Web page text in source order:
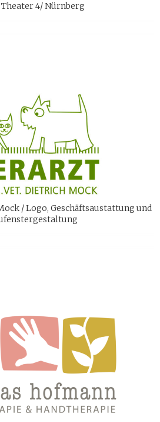
Theater 4/ Nürnberg
/ Logo, Geschäftsaustattung und